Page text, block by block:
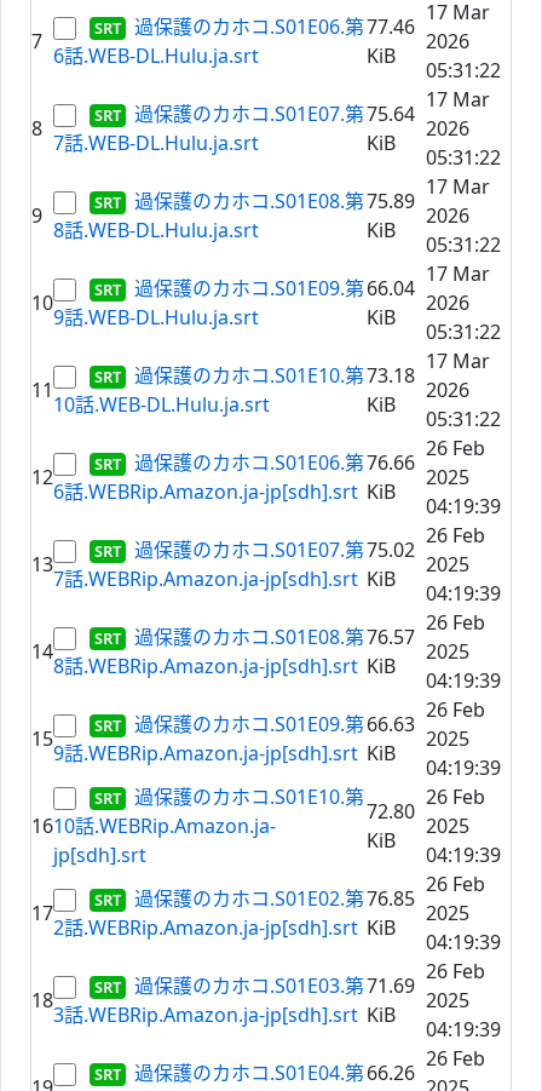
7
過保護のカホコ.S01E06.第
6話.WEB-DL.Hulu.ja.srt
77.46
KiB
17 Mar
2026
05:31:22
8
過保護のカホコ.S01E07.第
7話.WEB-DL.Hulu.ja.srt
75.64
KiB
17 Mar
2026
05:31:22
9
過保護のカホコ.S01E08.第
8話.WEB-DL.Hulu.ja.srt
75.89
KiB
17 Mar
2026
05:31:22
10
過保護のカホコ.S01E09.第
9話.WEB-DL.Hulu.ja.srt
66.04
KiB
17 Mar
2026
05:31:22
11
過保護のカホコ.S01E10.第
10話.WEB-DL.Hulu.ja.srt
73.18
KiB
17 Mar
2026
05:31:22
12
過保護のカホコ.S01E06.第
6話.WEBRip.Amazon.ja-jp[sdh].srt
76.66
KiB
26 Feb
2025
04:19:39
13
過保護のカホコ.S01E07.第
7話.WEBRip.Amazon.ja-jp[sdh].srt
75.02
KiB
26 Feb
2025
04:19:39
14
過保護のカホコ.S01E08.第
8話.WEBRip.Amazon.ja-jp[sdh].srt
76.57
KiB
26 Feb
2025
04:19:39
15
過保護のカホコ.S01E09.第
9話.WEBRip.Amazon.ja-jp[sdh].srt
66.63
KiB
26 Feb
2025
04:19:39
16
過保護のカホコ.S01E10.第
10話.WEBRip.Amazon.ja-
jp[sdh].srt
72.80
KiB
26 Feb
2025
04:19:39
17
過保護のカホコ.S01E02.第
2話.WEBRip.Amazon.ja-jp[sdh].srt
76.85
KiB
26 Feb
2025
04:19:39
18
過保護のカホコ.S01E03.第
3話.WEBRip.Amazon.ja-jp[sdh].srt
71.69
KiB
26 Feb
2025
04:19:39
過保護のカホコ.S01E04.第66.26
26 Feb